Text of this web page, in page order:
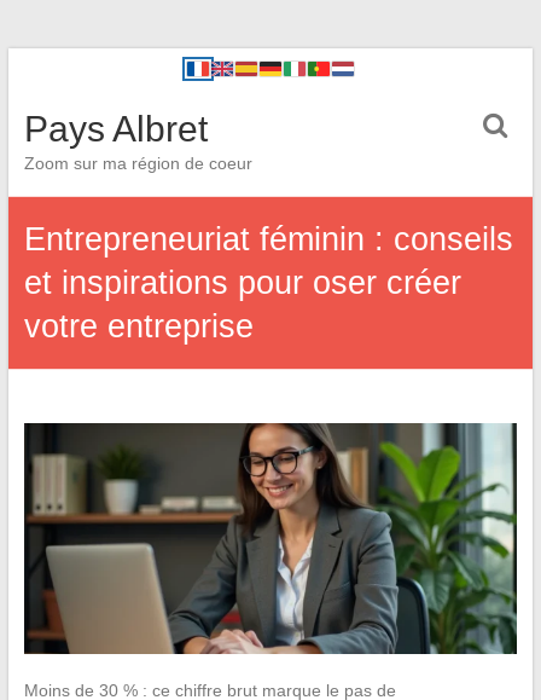
Pays Albret
Zoom sur ma région de coeur
Entrepreneuriat féminin : conseils
et inspirations pour oser créer
votre entreprise
Moins de 30 % : ce chiffre brut marque le pas de